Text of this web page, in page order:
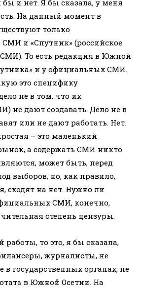
бы и нет. Я бы сказала, у меня
На данный момент в
только
СМИ и «Спутник» (российское
СМИ). То есть редакция в Южной
и у официальных СМИ.
это специфику
не в том, что их
не дают создавать. Дело не в
или не дают работать. Нет.
– это маленький
а содержать СМИ никто
может быть, перед
выборов, но, как правило,
сходят на нет. Нужно ли
СМИ, конечно,
степень цензуры.
работы, то это, я бы сказала,
журналисты, не
государственных органах, не
в Южной Осетии. На